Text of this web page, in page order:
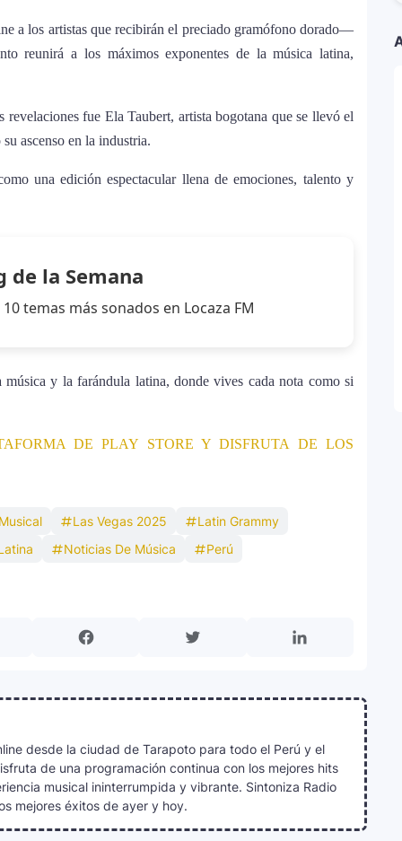
El cantante aclara su situación
de iniciar su gira “DeBÍ TiRAR MáS FOToS
en una nueva versión de A Medio Vivir
a los artistas que recibirán el preciado gramófono dorado—
reunirá a los máximos exponentes de la música latina,
revelaciones fue Ela Taubert, artista bogotana que se llevó el
ascenso en la industria.
una edición espectacular llena de emociones, talento y
de la Semana
temas más sonados en Locaza FM
y la farándula latina, donde vives cada nota como si
DE PLAY STORE Y DISFRUTA DE LOS
Las Vegas 2025
Latin Grammy
Noticias De Música Perú
desde la ciudad de Tarapoto para todo el Perú y el
de una programación continua con los mejores hits
musical ininterrumpida y vibrante. Sintoniza Radio
mejores éxitos de ayer y hoy.